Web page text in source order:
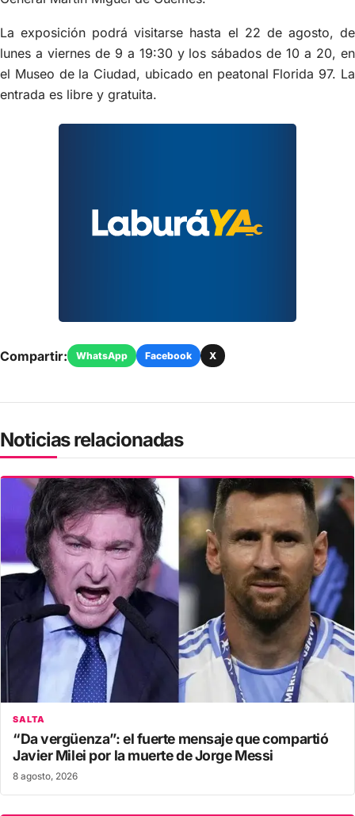
La exposición podrá visitarse hasta el 22 de agosto, de
lunes a viernes de 9 a 19:30 y los sábados de 10 a 20, en
el Museo de la Ciudad, ubicado en peatonal Florida 97. La
entrada es libre y gratuita.
Compartir: WhatsApp Facebook X
Noticias relacionadas
SALTA
“Da vergüenza”: el fuerte mensaje que compartió
Javier Milei por la muerte de Jorge Messi
8 agosto, 2026